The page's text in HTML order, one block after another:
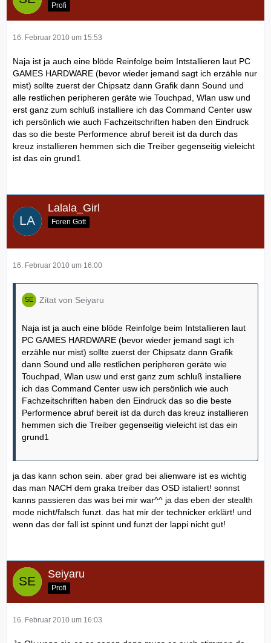
Profi
16. Februar 2010 um 15:53
Naja ist ja auch eine blöde Reinfolge beim Intstallieren laut PC
GAMES HARDWARE (bevor wieder jemand sagt ich erzähle nur
mist) sollte zuerst der Chipsatz dann Grafik dann Sound und
alle restlichen peripheren geräte wie Touchpad, Wlan usw und
erst ganz zum schluß installiere ich das Command Center usw
ich persönlich wie auch Fachzeitschriften haben den Eindruck
das so die beste Performence abruf bereit ist da durch das
kreuz installieren hemmen sich die Treiber gegenseitig vieleicht
ist das ein grund1
Lalala_Girl
Foren Gott
16. Februar 2010 um 16:00
Zitat von Seiyaru
Naja ist ja auch eine blöde Reinfolge beim Intstallieren laut
PC GAMES HARDWARE (bevor wieder jemand sagt ich
erzähle nur mist) sollte zuerst der Chipsatz dann Grafik
dann Sound und alle restlichen peripheren geräte wie
Touchpad, Wlan usw und erst ganz zum schluß installiere
ich das Command Center usw ich persönlich wie auch
Fachzeitschriften haben den Eindruck das so die beste
Performence abruf bereit ist da durch das kreuz installieren
hemmen sich die Treiber gegenseitig vieleicht ist das ein
grund1
ja das kann schon sein. aber grad bei alienware ist es wichtig
das man NACH dem graka treiber das OSD istaliert! sonnst
kanns passieren das was bei mir war^^ ja das eben der stealth
mode nicht/falsch funzt. das hat mir der technicker erklärt! und
wenn das der fall ist spinnt und funzt der lappi nicht gut!
Seiyaru
Profi
16. Februar 2010 um 16:03